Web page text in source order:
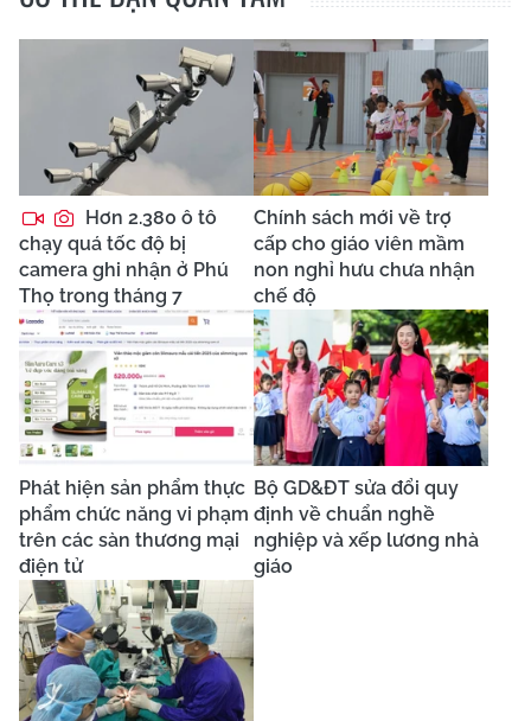
Hơn 2.380 ô tô
chạy quá tốc độ bị
camera ghi nhận ở Phú
Thọ trong tháng 7
Chính sách mới về trợ
cấp cho giáo viên mầm
non nghỉ hưu chưa nhận
chế độ
Phát hiện sản phẩm thực
phẩm chức năng vi phạm
trên các sàn thương mại
điện tử
Bộ GD&ĐT sửa đổi quy
định về chuẩn nghề
nghiệp và xếp lương nhà
giáo